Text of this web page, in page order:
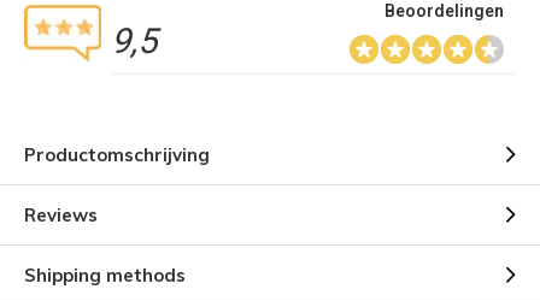
9,5
Beoordelingen
Productomschrijving
Reviews
Shipping methods